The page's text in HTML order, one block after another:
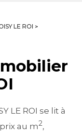
LE ROI >
LE ROI se lit à
au m2,